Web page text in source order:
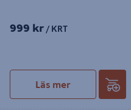
999 kr / KRT
Läs mer